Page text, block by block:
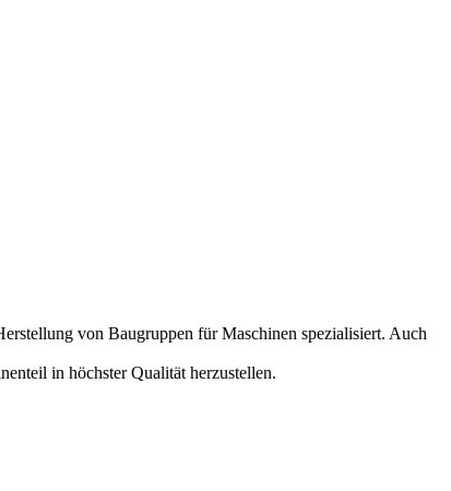
von Baugruppen für Maschinen spezialisiert. Auch
in höchster Qualität herzustellen.